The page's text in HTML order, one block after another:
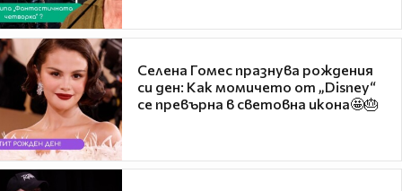
Селена Гомес празнува рождения
си ден: Как момичето от „Disney“
се превърна в световна икона🤩🎂